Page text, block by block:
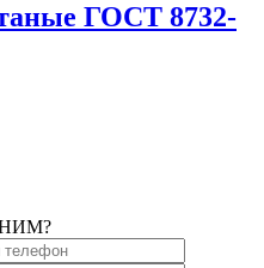
ГОСТ 8732-